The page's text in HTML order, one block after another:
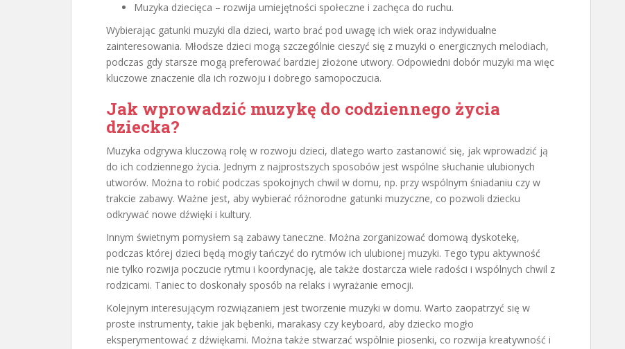
Muzyka dziecięca – rozwija umiejętności społeczne i zachęca do ruchu.
Wybierając gatunki muzyki dla dzieci, warto brać pod uwagę ich wiek oraz indywidualne
zainteresowania. Młodsze dzieci mogą szczególnie cieszyć się z muzyki o energicznych melodiach,
podczas gdy starsze mogą preferować bardziej złożone utwory. Odpowiedni dobór muzyki ma więc
kluczowe znaczenie dla ich rozwoju i dobrego samopoczucia.
Jak wprowadzić muzykę do codziennego życia
dziecka?
Muzyka odgrywa kluczową rolę w rozwoju dzieci, dlatego warto zastanowić się, jak wprowadzić ją
do ich codziennego życia. Jednym z najprostszych sposobów jest wspólne słuchanie ulubionych
utworów. Można to robić podczas spokojnych chwil w domu, np. przy wspólnym śniadaniu czy w
trakcie zabawy. Ważne jest, aby wybierać różnorodne gatunki muzyczne, co pozwoli dziecku
odkrywać nowe dźwięki i kultury.
Innym świetnym pomysłem są zabawy taneczne. Można zorganizować domową dyskotekę,
podczas której dzieci będą mogły tańczyć do rytmów ich ulubionej muzyki. Tego typu aktywność
nie tylko rozwija poczucie rytmu i koordynację, ale także dostarcza wiele radości i wspólnych chwil z
rodzicami. Taniec to doskonały sposób na relaks i wyrażanie emocji.
Kolejnym interesującym rozwiązaniem jest tworzenie muzyki w domu. Warto zaopatrzyć się w
proste instrumenty, takie jak bębenki, marakasy czy keyboard, aby dziecko mogło
eksperymentować z dźwiękami. Można także stwarzać wspólnie piosenki, co rozwija kreatywność i